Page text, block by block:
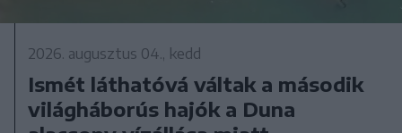
2026. augusztus 04., kedd
Ismét láthatóvá váltak a második
világháborús hajók a Duna